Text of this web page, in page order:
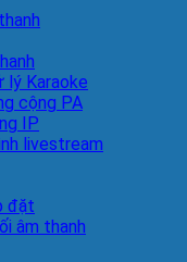
lý Karaoke
cộng PA
IP
livestream
đặt
âm thanh